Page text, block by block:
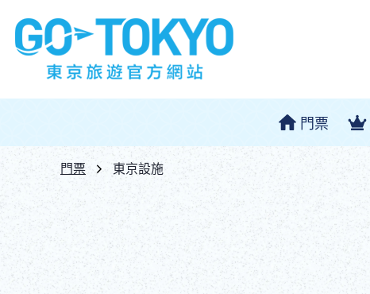
門票
門票 東京設施